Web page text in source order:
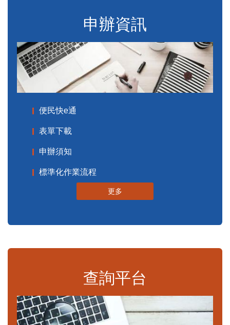
申辦資訊
便民快e通
表單下載
申辦須知
標準化作業流程
更多
查詢平台